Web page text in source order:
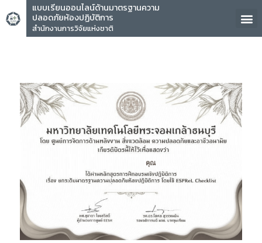
แบบเรียนออนไลน์ด้านมาตรฐานความ
ปลอดภัยห้องปฏิบัติการ
สำนักงานการวิจัยแห่งชาติ
คุณ